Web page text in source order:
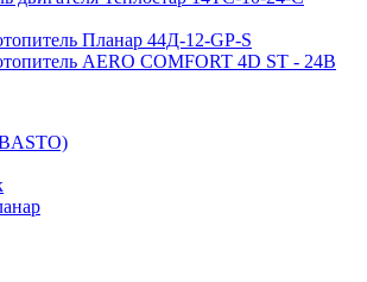
Планар 44Д-12-GP-S
AERO COMFORT 4D ST - 24В